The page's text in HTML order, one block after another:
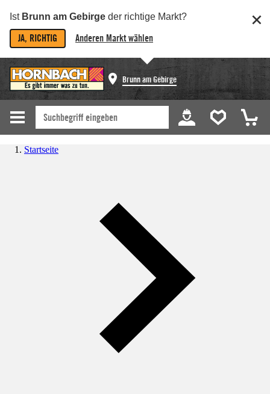
Ist Brunn am Gebirge der richtige Markt?
JA, RICHTIG Anderen Markt wählen
Brunn am Gebirge
Startseite